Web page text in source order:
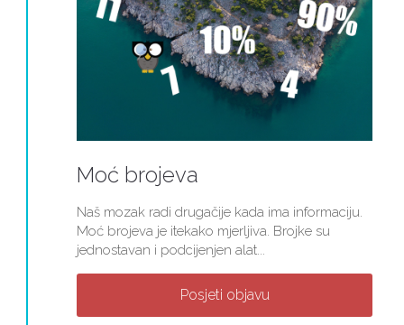
Moć brojeva
Naš mozak radi drugačije kada ima informaciju.
Moć brojeva je itekako mjerljiva. Brojke su
jednostavan i podcijenjen alat...
Posjeti objavu